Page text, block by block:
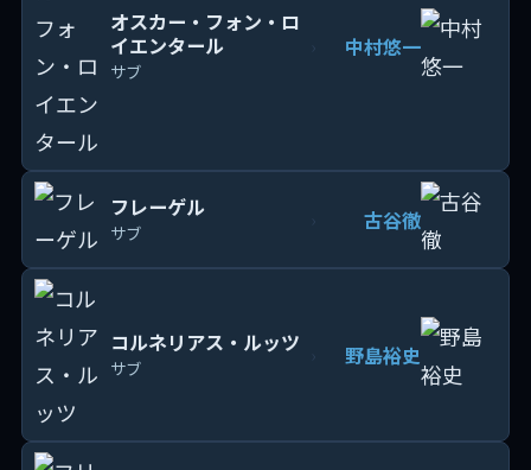
オスカー・フォン・ロ
イエンタール
サブ
中村悠一
フレーゲル
サブ 古谷徹
コルネリアス・ルッツ
サブ 野島裕史